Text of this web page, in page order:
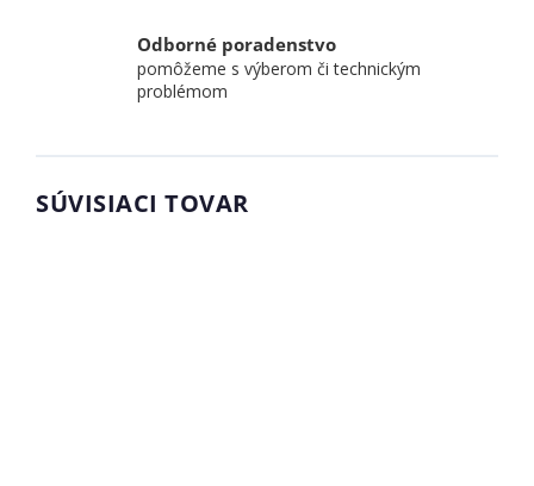
Odborné poradenstvo
pomôžeme s výberom či technickým
problémom
SÚVISIACI TOVAR